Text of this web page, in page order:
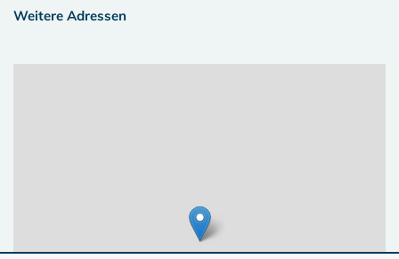
Weitere Adressen